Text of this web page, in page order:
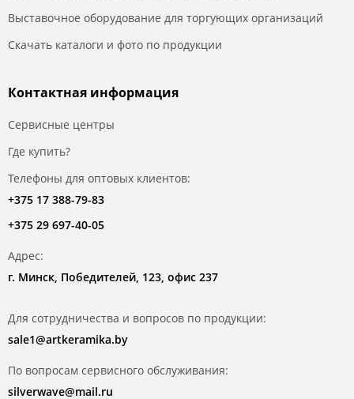
Выставочное оборудование для торгующих организаций
Скачать каталоги и фото по продукции
Контактная информация
Сервисные центры
Где купить?
Телефоны для оптовых клиентов:
+375 17 388-79-83
+375 29 697-40-05
Адрес:
г. Минск, Победителей, 123, офис 237
Для сотрудничества и вопросов по продукции:
sale1@artkeramika.by
По вопросам сервисного обслуживания:
silverwave@mail.ru